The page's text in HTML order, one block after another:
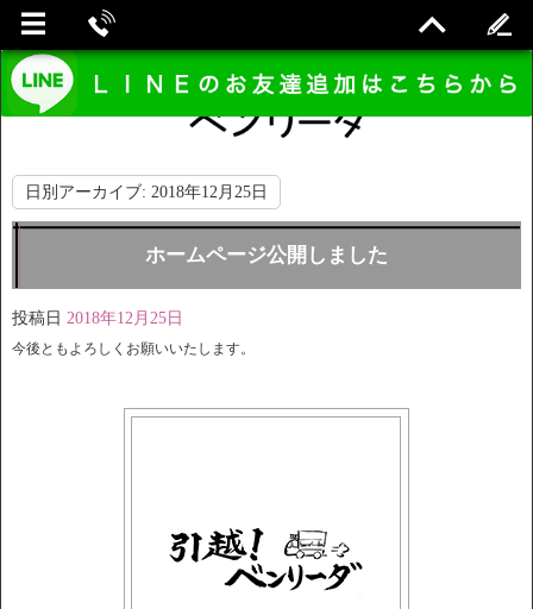
日別アーカイブ: 2018年12月25日
ホームページ公開しました
投稿日 2018年12月25日
今後ともよろしくお願いいたします。